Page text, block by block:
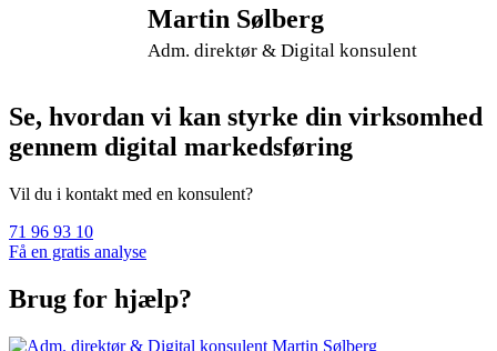
Martin Sølberg
Adm. direktør & Digital konsulent
Se, hvordan vi kan styrke din virksomhed
gennem digital markedsføring
Vil du i kontakt med en konsulent?
71 96 93 10
Få en gratis analyse
Brug for hjælp?